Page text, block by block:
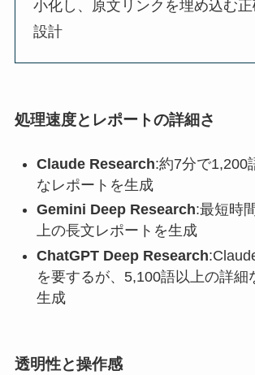
小化し、原文リンクを埋め込む
設計
処理速度とレポートの詳細さ
Claude Research:約7分で1,200
なレポートを生成
Gemini Deep Research:最短時
上の長文レポートを生成
ChatGPT Deep Research
を要するが、5,100語以上の詳細
生成
透明性と操作感